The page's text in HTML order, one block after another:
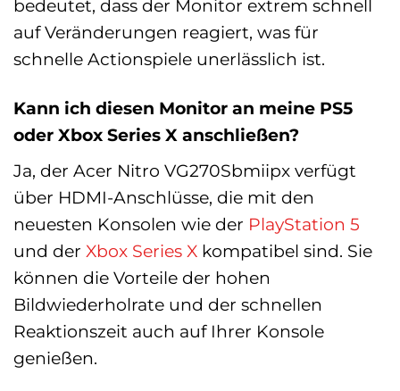
bedeutet, dass der Monitor extrem schnell
auf Veränderungen reagiert, was für
schnelle Actionspiele unerlässlich ist.
Kann ich diesen Monitor an meine PS5
oder Xbox Series X anschließen?
Ja, der Acer Nitro VG270Sbmiipx verfügt
über HDMI-Anschlüsse, die mit den
neuesten Konsolen wie der PlayStation 5
und der Xbox Series X kompatibel sind. Sie
können die Vorteile der hohen
Bildwiederholrate und der schnellen
Reaktionszeit auch auf Ihrer Konsole
genießen.